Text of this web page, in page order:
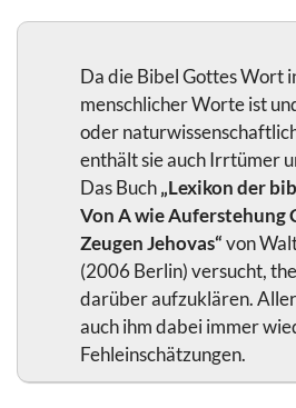
Da die Bibel Gottes Wort
menschlicher Worte ist
oder
enthält sie auch Irrtümer
Das Buch„Lexikon der
Von A wie Auferstehung
Zeugen Jehovas“von
(2006 Berlin) versucht,
darüber aufzuklären.
auch ihm dabei immer
Fehleinschätzungen.